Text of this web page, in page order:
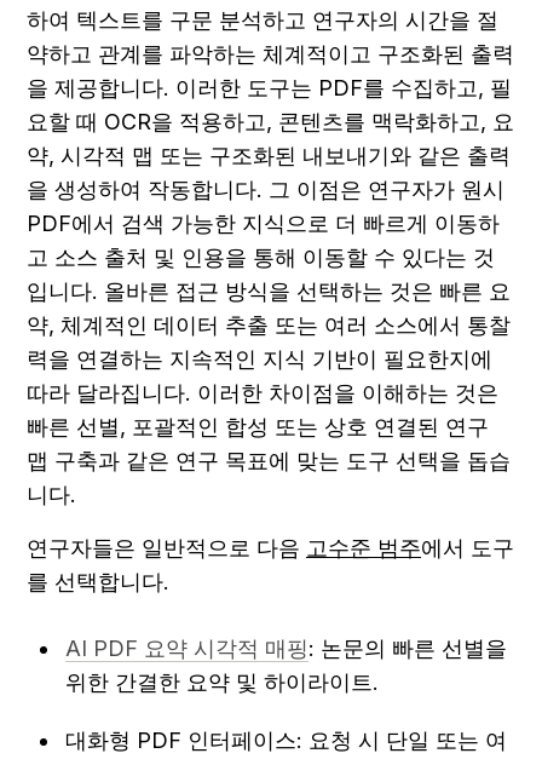
하여 텍스트를 구문 분석하고 연구자의 시간을 절
약하고 관계를 파악하는 체계적이고 구조화된 출력
을 제공합니다. 이러한 도구는 PDF를 수집하고, 필
요할 때 OCR을 적용하고, 콘텐츠를 맥락화하고, 요
약, 시각적 맵 또는 구조화된 내보내기와 같은 출력
을 생성하여 작동합니다. 그 이점은 연구자가 원시
PDF에서 검색 가능한 지식으로 더 빠르게 이동하
고 소스 출처 및 인용을 통해 이동할 수 있다는 것
입니다. 올바른 접근 방식을 선택하는 것은 빠른 요
약, 체계적인 데이터 추출 또는 여러 소스에서 통찰
력을 연결하는 지속적인 지식 기반이 필요한지에
따라 달라집니다. 이러한 차이점을 이해하는 것은
빠른 선별, 포괄적인 합성 또는 상호 연결된 연구
맵 구축과 같은 연구 목표에 맞는 도구 선택을 돕습
니다.
연구자들은 일반적으로 다음 고수준 범주에서 도구
를 선택합니다.
AI PDF 요약 시각적 매핑: 논문의 빠른 선별을
위한 간결한 요약 및 하이라이트.
대화형 PDF 인터페이스: 요청 시 단일 또는 여